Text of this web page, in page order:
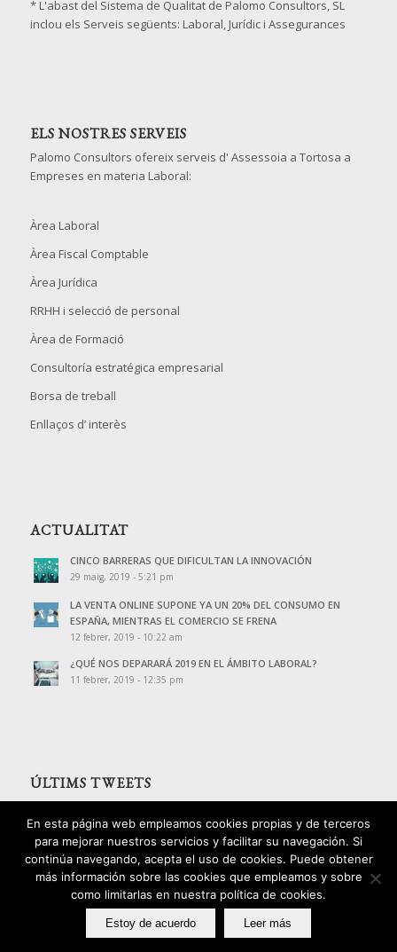
* L'abast del Sistema de Qualitat de Palomo Consultors, SL
inclou els Serveis següents: Laboral, Jurídic i Assegurances
ELS NOSTRES SERVEIS
Palomo Consultors ofereix serveis d' Assessoia a Tortosa a
Empreses en materia Laboral:
Àrea Laboral
Àrea Fiscal Comptable
Àrea Jurídica
RRHH i selecció de personal
Àrea de Formació
Consultoría estratégica empresarial
Borsa de treball
Enllaços d’ interès
ACTUALITAT
CINCO BARRERAS QUE DIFICULTAN LA INNOVACIÓN
29 maig, 2019 - 5:21 pm
LA VENTA ONLINE SUPONE YA UN 20% DEL CONSUMO EN
ESPAÑA, MIENTRAS EL COMERCIO SE FRENA
12 febrer, 2019 - 10:22 am
¿QUÉ NOS DEPARARÁ 2019 EN EL ÁMBITO LABORAL?
11 febrer, 2019 - 12:35 pm
ÚLTIMS TWEETS
Tweets de @PalomoAssessors
2016 © Copyright - Palomo Consultors
Política de privacitat Política de cookies
Política d’ igualtat i qualitat Disseny: izquierdomotter
En esta página web empleamos cookies propias y de terceros
para mejorar nuestros servicios y facilitar su navegación. Si
continúa navegando, acepta el uso de cookies. Puede obtener
más información sobre las cookies que empleamos y sobre
como limitarlas en nuestra política de cookies.
Estoy de acuerdo Leer más